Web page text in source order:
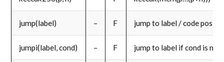
jump(label) – F jump to label / code
jumpi(label, cond) – F jump to label if cond is